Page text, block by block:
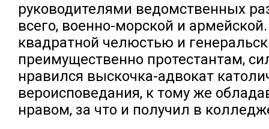
руководителями ведомственных
всего, военно-морской и
квадратной челюстью и
преимущественно протестантам,
нравился выскочка-адвокат
вероисповедания, к тому же
нравом, за что и получил в